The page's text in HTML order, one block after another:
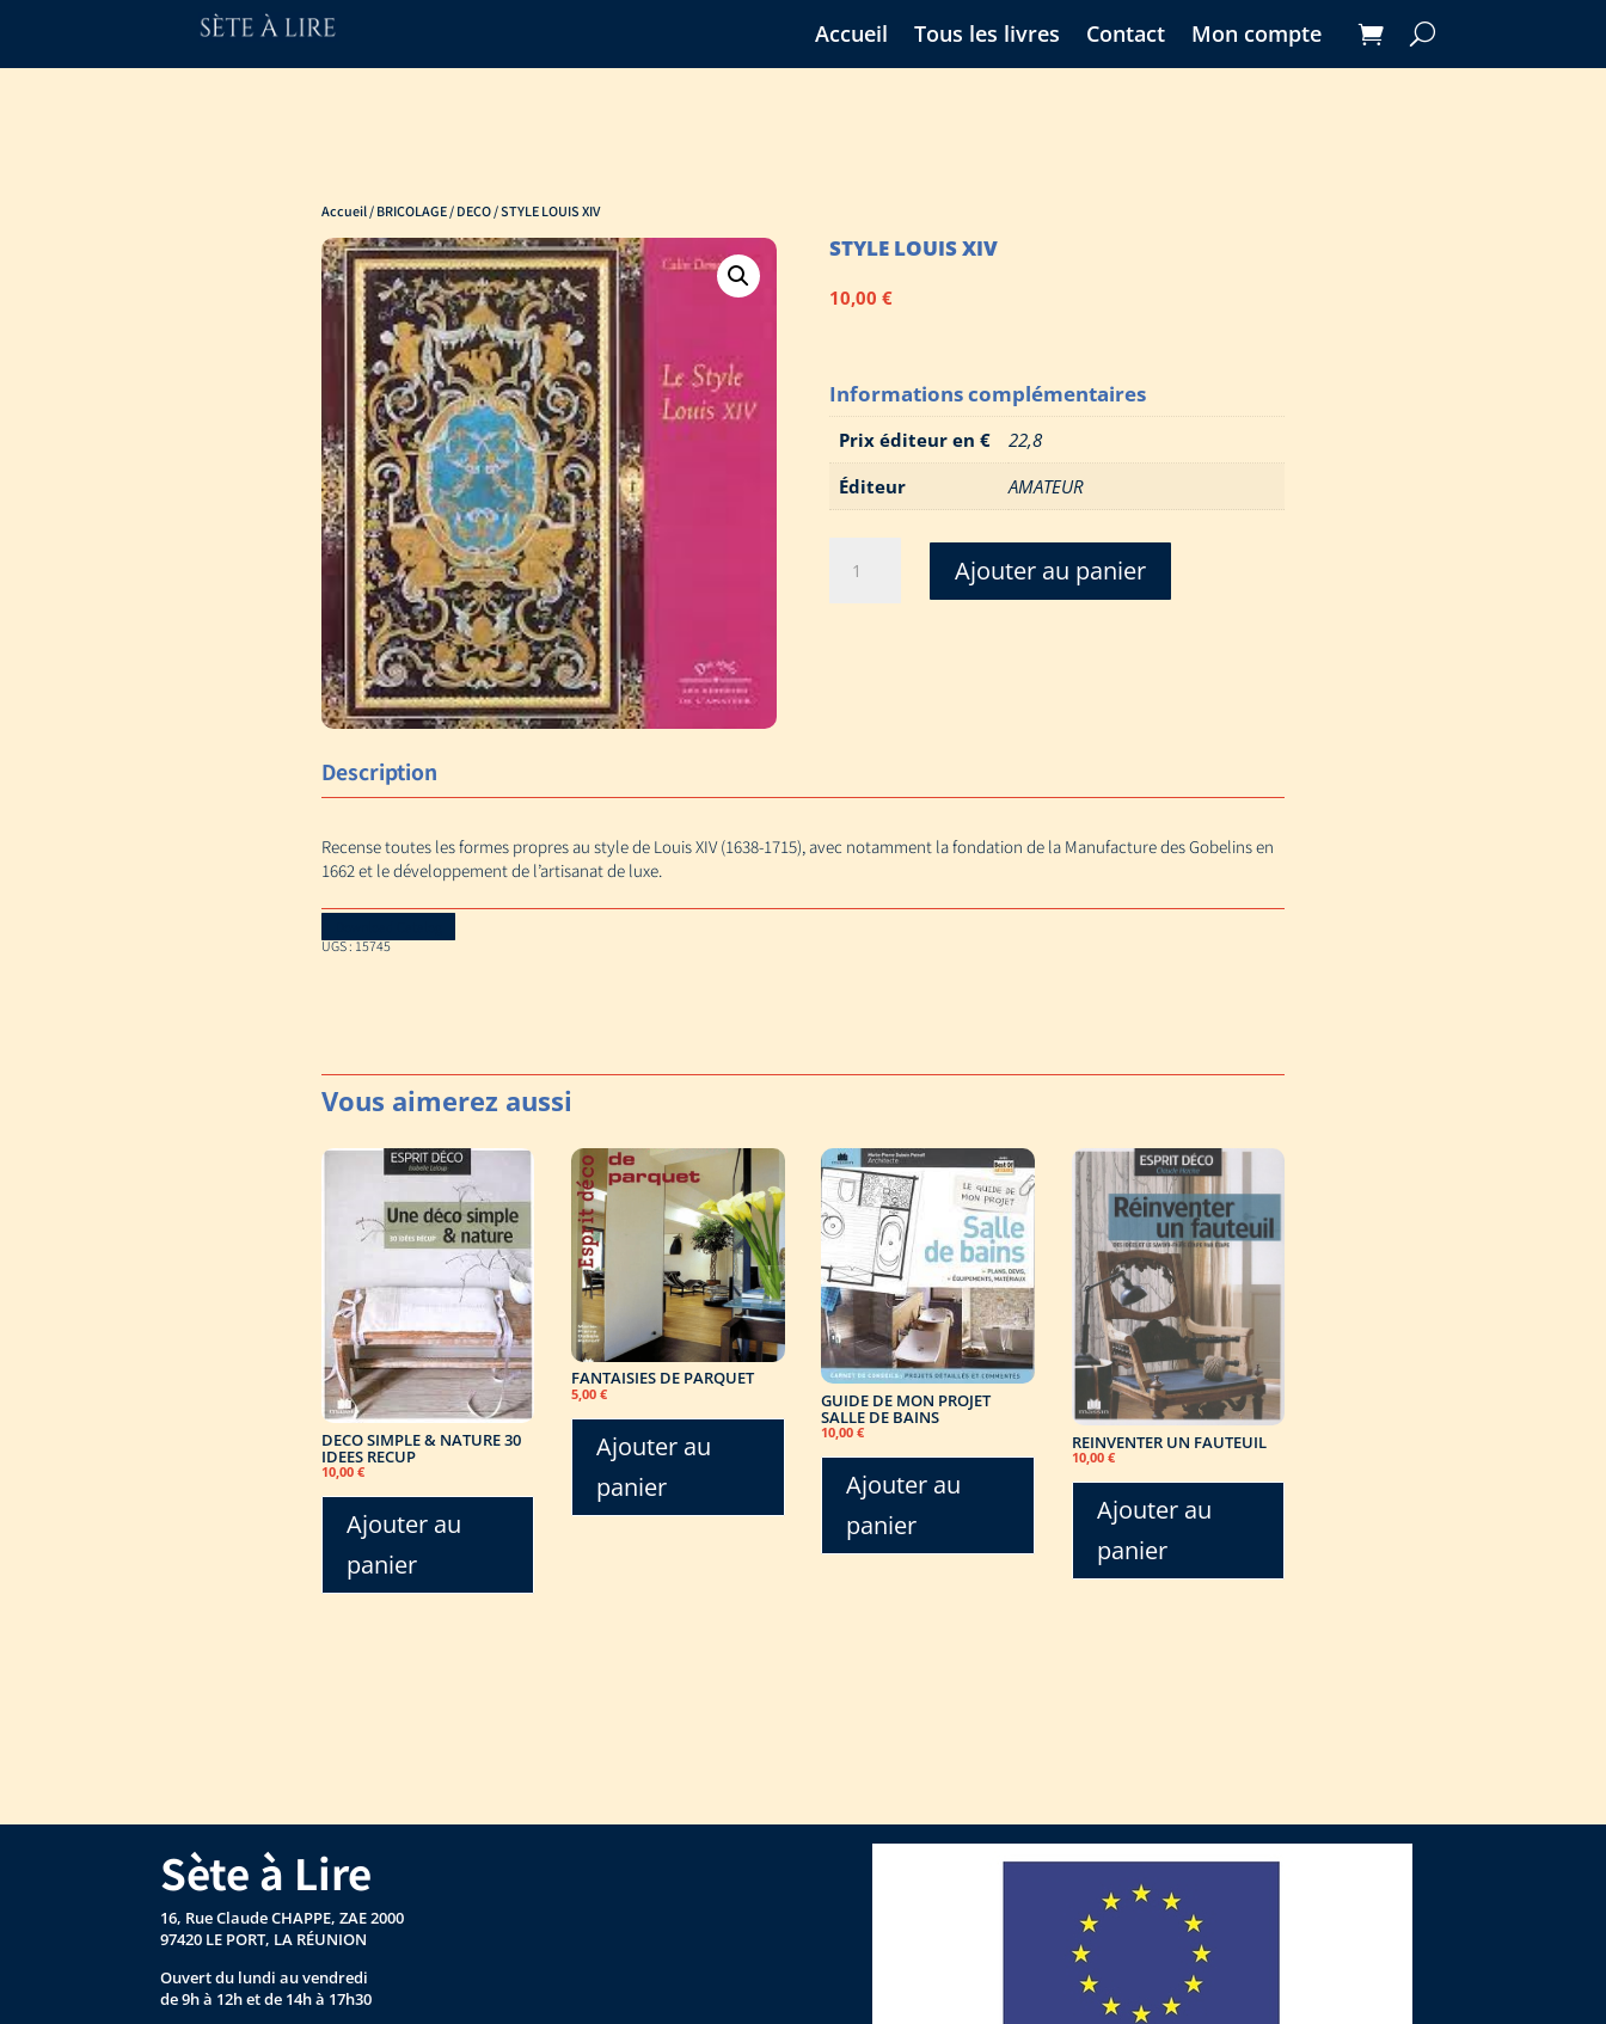
Accueil Tous les livres Contact Mon compte
Accueil/ BRICOLAGE / DECO/ STYLE LOUIS XIV
STYLE LOUIS XIV
10,00€
Informations complémentaires
Prix éditeur en €
22,8
Éditeur
AMATEUR
STYLE
Ajouter au panier
Description
Recense toutes les formes propres au style de Louis XIV (1638-1715), avec notamment la fondation de la Manufacture des Gobelins en
1662 et le développement de l’artisanat de luxe.
UGS :15745
DECO SIMPLE & NATURE 30
IDEES RECUP
10,00 €
Ajouter au
panier
FANTAISIES DE PARQUET
5,00€
Ajouter au
panier
GUIDE DE MON PROJET
SALLE DE BAINS
10,00€
Ajouter au
panier
REINVENTER UN FAUTEUIL
10,00 €
Ajouter au
panier
Sète à Lire
16, Rue Claude CHAPPE, ZAE 2000
97420 LE PORT, LA RÉUNION
Ouvert du lundi au vendredi
de 9h à 12h et de 14h à 17h30